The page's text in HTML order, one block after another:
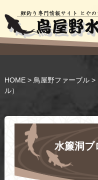
HOME> 鳥屋野ファーブル>
ル）
水簾洞ブ